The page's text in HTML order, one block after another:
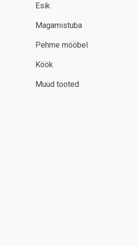
Esik
Magamistuba
Pehme mööbel
Köök
Muud tooted